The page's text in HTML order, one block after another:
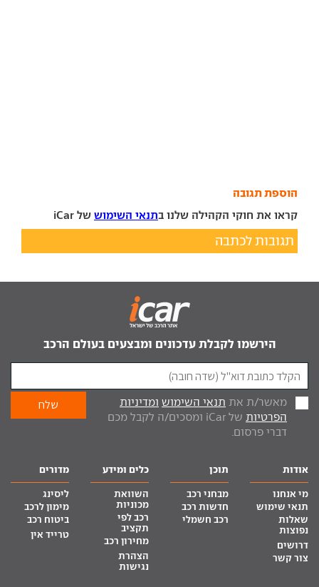
הוספת תגובה
קראו את חוקי הקהילה שלנו בתנאי השימוש של iCar
תגובות לכתבה
הירשמו לקבלת עדכונים ומבצעים בעולם הרכב
מאשר/ת את תנאי השימוש ומדיניות
הפרטיות
של iCar ומסכים/ה לקבל מכם
דברי פרסום.
אודות
מי אנחנו
תנאי שימוש
שאלות
נפוצות
דרושים
צור קשר
תוכן
מבחני רכב
חדשות רכב
רכב חשמלי
כלים ומידע
השוואת
מכוניות
רכב לפי
תקציב
מחירון רכב
הצהרת
נגישות
מדורים
ליסינג
מימון לרכב
ביטוח רכב
טרייד אין